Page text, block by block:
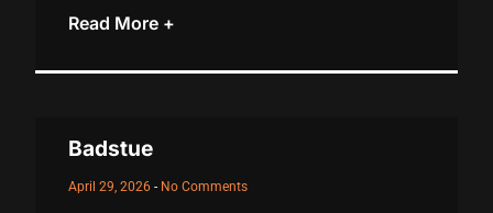
Read More +
Badstue
April 29, 2026 No Comments